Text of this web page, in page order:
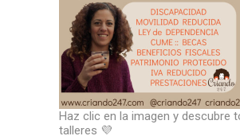
Haz clic en la imagen y descubre
talleres 💜